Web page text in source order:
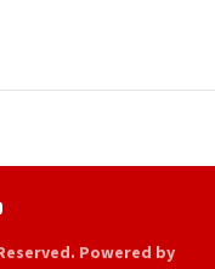
Powered by